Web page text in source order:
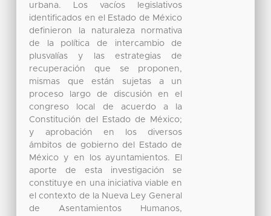
urbana. Los vacíos legislativos
identificados en el Estado de México
definieron la naturaleza normativa
de la política de intercambio de
plusvalías y las estrategias de
recuperación que se proponen,
mismas que están sujetas a un
proceso largo de discusión en el
congreso local de acuerdo a la
Constitución del Estado de México;
y aprobación en los diversos
ámbitos de gobierno del Estado de
México y en los ayuntamientos. El
aporte de esta investigación se
constituye en una iniciativa viable en
el contexto de la Nueva Ley General
de Asentamientos Humanos,